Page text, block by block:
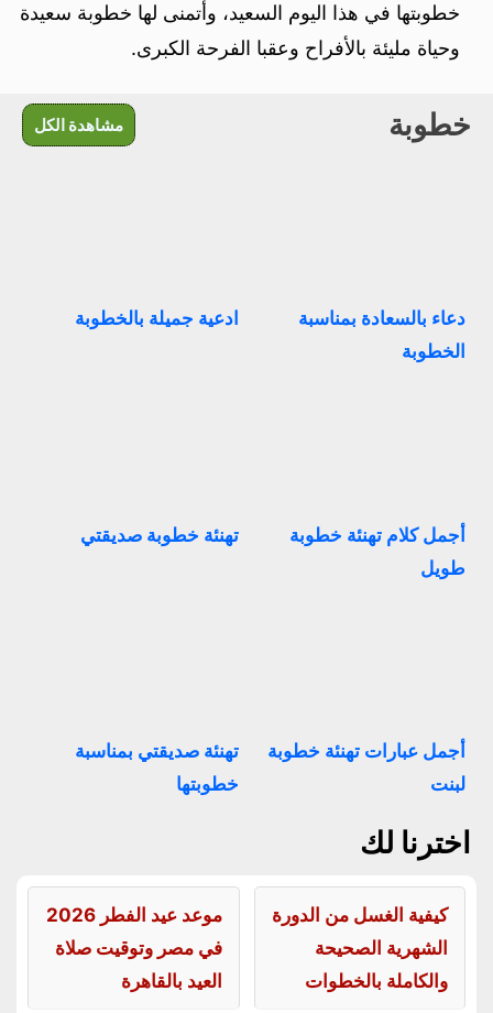
خطوبتها في هذا اليوم السعيد، وأتمنى لها خطوبة سعيدة
وحياة مليئة بالأفراح وعقبا الفرحة الكبرى.
خطوبة مشاهدة الكل
دعاء بالسعادة بمناسبة
الخطوبة
ادعية جميلة بالخطوبة
أجمل كلام تهنئة خطوبة
طويل
تهنئة خطوبة صديقتي
أجمل عبارات تهنئة خطوبة
لبنت
تهنئة صديقتي بمناسبة
خطوبتها
اخترنا لك
كيفية الغسل من الدورة
الشهرية الصحيحة
والكاملة بالخطوات
موعد عيد الفطر 2026
في مصر وتوقيت صلاة
العيد بالقاهرة